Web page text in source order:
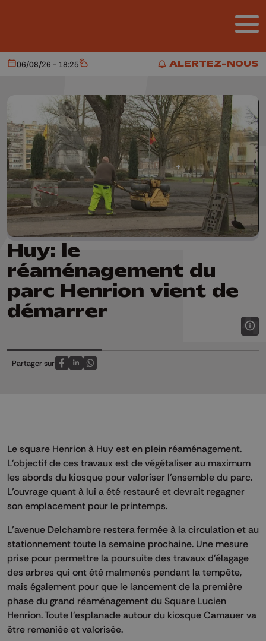
ALERTEZ-NOUS
ALERTEZ-NOUS
Aujourd'hui
06/08/26 - 18:25 Météo
Huy: le
réaménagement du
parc Henrion vient de
démarrer
Partager sur
Partagez sur FaceBook
Partagez sur LinkedIn
Partagez sur Whatsapp
Le square Henrion à Huy est en plein réaménagement.
L’objectif de ces travaux est de végétaliser au maximum
les abords du kiosque pour valoriser l’ensemble du parc.
L’ouvrage quant à lui a été restauré et devrait regagner
son emplacement pour le printemps.
L’avenue Delchambre restera fermée à la circulation et au
stationnement toute la semaine prochaine. Une mesure
prise pour permettre la poursuite des travaux d’élagage
des arbres qui ont été malmenés pendant la tempête,
mais également pour que le lancement de la première
phase du grand réaménagement du Square Lucien
Henrion. Toute l’esplanade autour du kiosque Camauer va
être remaniée et valorisée.